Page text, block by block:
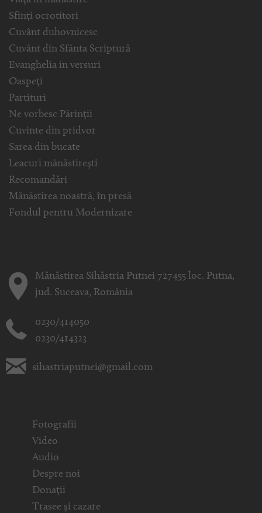
Sfinți ocrotitori
Cuvânt duhovnicesc
Cuvânt din Sfânta Scriptură
Evanghelia in versuri
Oaspeți
Partituri
Ne vorbesc Părinții
Cuvinte din pridvor
Sarea din bucate
Leacuri mănăstirești
Recomandări
Mănăstirea noastră, în presă
Fondul pentru Modernizare
Mănăstirea Sihăstria Putnei 727455 loc. Putna,
jud. Suceava, România
0230/414050
0230/414323
sihastriaputnei@gmail.com
Fotografii
Video
Audio
Despre noi
Donații
Trasee și cazare